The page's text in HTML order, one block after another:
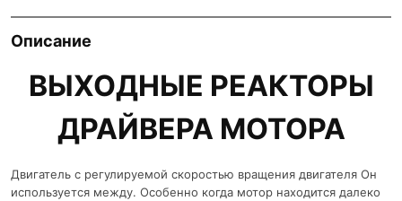
Описание
ВЫХОДНЫЕ РЕАКТОРЫ
ДРАЙВЕРА МОТОРА
Двигатель с регулируемой скоростью вращения двигателя Он
используется между. Особенно когда мотор находится далеко